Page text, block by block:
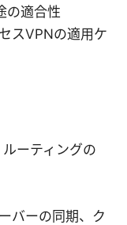
の適合性
スVPNの適用ケ
ーティングの
バーの同期、ク